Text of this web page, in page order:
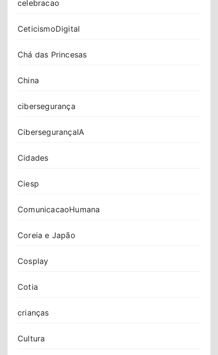
celebracao
CeticismoDigital
Chá das Princesas
China
cibersegurança
CibersegurançaIA
Cidades
Ciesp
ComunicacaoHumana
Coreia e Japão
Cosplay
Cotia
crianças
Cultura